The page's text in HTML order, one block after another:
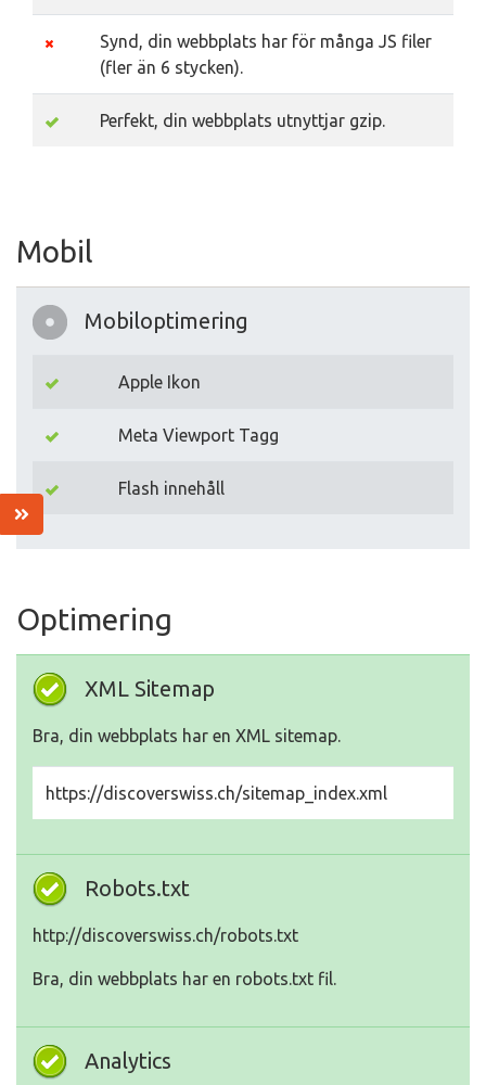
Synd, din webbplats har för många JS filer
(fler än 6 stycken).
Perfekt, din webbplats utnyttjar gzip.
Mobil
Mobiloptimering
Apple Ikon
Meta Viewport Tagg
Flash innehåll
Optimering
XML Sitemap
Bra, din webbplats har en XML sitemap.
https://discoverswiss.ch/sitemap_index.xml
Robots.txt
http://discoverswiss.ch/robots.txt
Bra, din webbplats har en robots.txt fil.
Analytics